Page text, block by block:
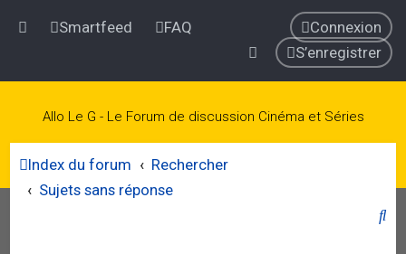
Smartfeed FAQ
Connexion
S’enregistrer
Allo Le G - Le Forum de discussion Cinéma et Séries
Index du forum
Rechercher
Sujets sans réponse
R